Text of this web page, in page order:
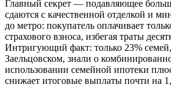
Главный секрет — подавляющее
сдаются с качественной отделкой и
до метро: покупатель оплачивает
страхового взноса, избегая траты
Интригующий факт: только 23%
Заельцовском, знали о
использовании семейной ипотеки
снижает итоговые выплаты почти на